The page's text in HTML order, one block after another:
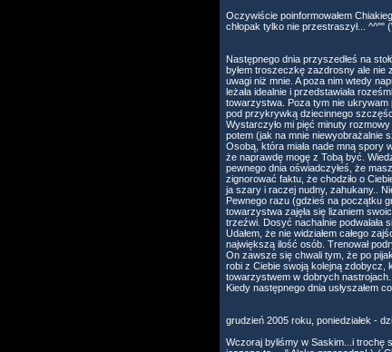
Oczywiście poinformowałem
chłopak tylko nie przestraszył... ^^""
Następnego dnia przyszedłeś na
byłem troszeczkę zazdrosny ale nie
uwagi niż mnie. A poza nim wtedy
leżała idealnie i przedstawiała
towarzystwa. Poza tym nie ukrywam
pod przykrywką dziecinnego
Wystarczyło mi pięć minuty
potem (jak na mnie niewyobrażalnie
Osobą, która miała nade mną spory
że naprawdę mogę z Tobą być.
pewnego dnia oświadczyłeś, że
zignorować faktu, że chodziło o
ja szary i raczej nudny, zahukany..
Pewnego razu (gdzieś na początku
towarzystwa zajęła się lizaniem
trzeźwi. Dosyć nachalnie podwalała
Udałem, że nie widziałem całego
największą ilość osób. Trenował
On zawsze się chwali tym, że po
robi z Ciebie swoją kolejną zdobycz,
towarzystwem w dobrych nastrojach...
Kiedy następnego dnia usłyszałem
grudzień 2005 roku, poniedziałek -
Wczoraj byliśmy w Saskim...i trochę